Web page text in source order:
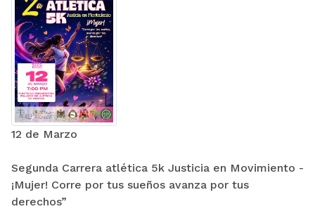
12 de Marzo
Segunda Carrera atlética 5k Justicia en Movimiento -
¡Mujer! Corre por tus sueños avanza por tus
derechos”